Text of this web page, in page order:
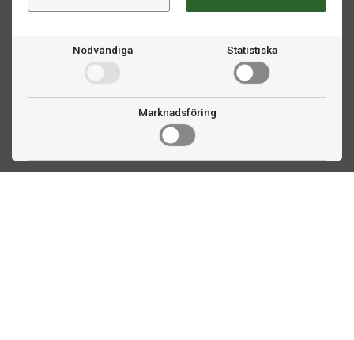
Nödvändiga Statistiska
Marknadsföring